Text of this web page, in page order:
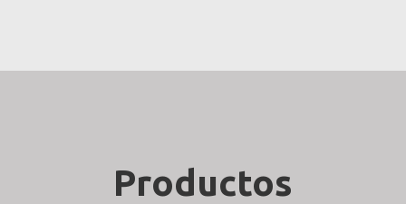
Productos